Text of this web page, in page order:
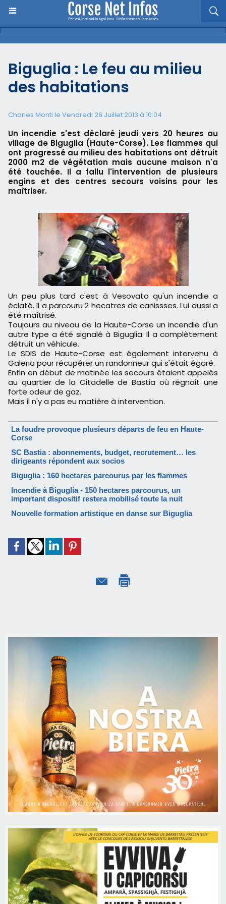
Biguglia : Le feu au milieu
des habitations
Charles Monti le Vendredi 26 Juillet 2013 à 10:04
Un incendie s'est déclaré jeudi vers 20 heures au
village de Biguglia (Haute-Corse). Les flammes qui
ont progressé au milieu des habitations ont détruit
2000 m2 de végétation mais aucune maison n'a
été touchée. Il a fallu l'intervention de plusieurs
engins et des centres secours voisins pour les
maîtriser.
Un peu plus tard c'est à Vesovato qu'un incendie a
éclaté. Il a parcouru 2 hecatres de canissses. Lui aussi a
été maîtrisé.
Toujours au niveau de la Haute-Corse un incendie d'un
autre type a été signalé à Biguglia. Il a complètement
détruit un véhicule.
Le SDIS de Haute-Corse est également intervenu à
Galeria pour récupérer un randonneur qui s'était égaré.
Enfin en début de matinée les secours étaient appelés
au quartier de la Citadelle de Bastia où régnait une
forte odeur de gaz.
Mais il n'y a pas eu matière à intervention.
La foudre provoque plusieurs départs de feu en Haute-
Corse
SC Bastia : abonnements, budget, recrutement… les
dirigeants répondent aux socios
Biguglia : 160 hectares parcourus par les flammes
Incendie à Biguglia - 150 hectares parcourus, un
important dispositif restera mobilisé toute la nuit
Nouvelle formation artistique en danse sur Biguglia